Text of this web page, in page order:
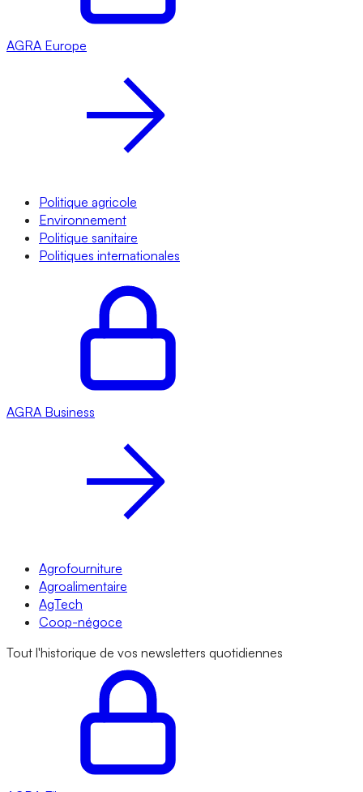
AGRA Europe
Politique agricole
Environnement
Politique sanitaire
Politiques internationales
AGRA Business
Agrofourniture
Agroalimentaire
AgTech
Coop-négoce
Tout l'historique de vos newsletters quotidiennes